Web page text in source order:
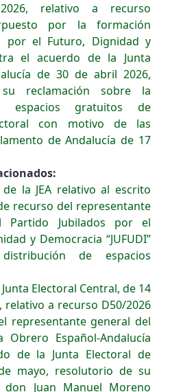
relativo a recurso
por la formación
por el Futuro, Dignidad y
el acuerdo de la Junta
de 30 de abril 2026,
reclamación sobre la
espacios gratuitos de
con motivo de las
de Andalucía de 17
la JEA relativo al escrito
recurso del representante
Partido Jubilados por el
y Democracia “JUFUDI”
de espacios
Electoral Central, de 14
relativo a recurso D50/2026
representante general del
Obrero Español-Andalucía
de la Junta Electoral de
mayo, resolutorio de su
Juan Manuel Moreno